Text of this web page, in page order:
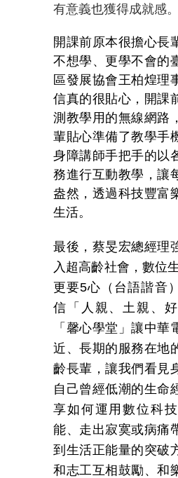
有意義也獲得成就感。
開課前原本很擔心長
不想學、更學不會的
區發展協會王柏煌理
信真的很貼心，開課
測教學用的無線網路
輩貼心準備了教學手
身障講師手把手的以
務進行互動教學，讓
盎然，透過科技豐富
生活。
最後，蔡旻宏總經理
入超高齡社會，數位
更要5心（台語諧音
信「人親、土親、
「馨心學堂」讓中華
近、長期的服務在地
齡長輩，讓我們看見
自己曾經低潮的生命
享如何運用數位科
能、走出寂寞或病痛
到生活正能量的突破
和志工互相鼓勵、和